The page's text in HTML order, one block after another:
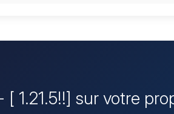
1.21.5!!] sur votre